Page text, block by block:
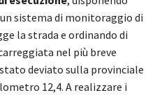
sistema di monitoraggio di
la strada e ordinando di
nel più breve
deviato sulla provinciale
12,4. A realizzare i